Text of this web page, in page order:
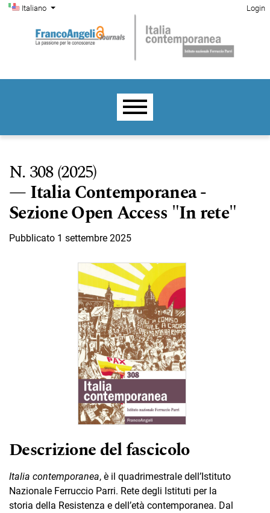
Salta al menu principale di navigazione
Salta al contenuto principale
Salta al piè di pagina del sito
Cambia la lingua. La lingua corrente è:
Italiano
Menu di amministrazione Login
Menu principale
N. 308 (2025)
Italia Contemporanea -
Sezione Open Access "In rete"
Pubblicato 1 settembre 2025
Descrizione del fascicolo
Italia contemporanea, è il quadrimestrale dell’Istituto
Nazionale Ferruccio Parri. Rete degli Istituti per la
storia della Resistenza e dell’età contemporanea. Dal